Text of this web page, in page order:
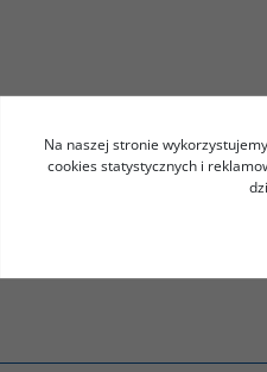
Na naszej stronie
cookies statystycznych i